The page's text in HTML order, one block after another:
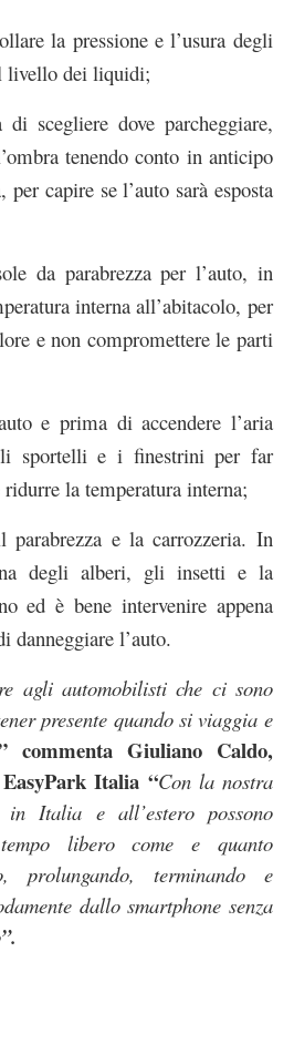
la pressione e l’usura degli
livello dei liquidi;
scegliere dove parcheggiare,
tenendo conto in anticipo
capire se l’auto sarà esposta
da parabrezza per l’auto, in
interna all’abitacolo, per
e non compromettere le parti
e prima di accendere l’aria
sportelli e i finestrini per far
la temperatura interna;
e la carrozzeria. In
degli alberi, gli insetti e la
ed è bene intervenire appena
danneggiare l’auto.
agli automobilisti che ci sono
presente quando si viaggia e
commenta Giuliano Caldo,
Italia “Con la nostra
Italia e all’estero possono
libero come e quanto
prolungando, terminando e
dallo smartphone senza
”.